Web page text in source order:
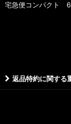
宅急便コンパクト
返品特約に関する